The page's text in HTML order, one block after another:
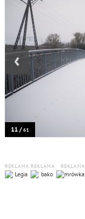
11 /61
‹
REKLAMA REKLAMA REKLAMA